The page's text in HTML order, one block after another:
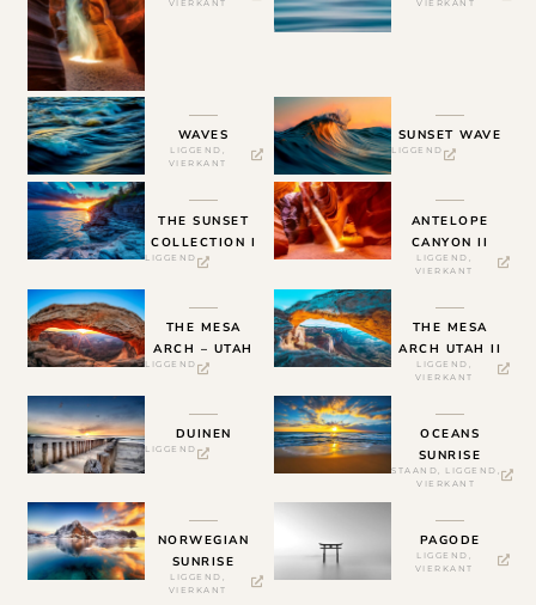
VIERKANT VIERKANT
WAVES
LIGGEND ,
VIERKANT
SUNSET WAVE
LIGGEND
THE SUNSET
COLLECTION I
LIGGEND
ANTELOPE
CANYON II
LIGGEND
VIERKANT
THE MESA
ARCH – UTAH
LIGGEND
THE MESA
ARCH UTAH II
LIGGEND
VIERKANT
DUINEN
LIGGEND
OCEANS
SUNRISE
STAAND, LIGGEND ,
VIERKANT
NORWEGIAN
SUNRISE
LIGGEND ,
VIERKANT
PAGODE
LIGGEND ,
VIERKANT